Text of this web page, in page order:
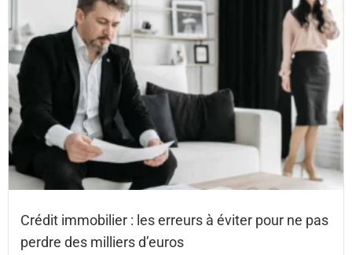
Crédit immobilier : les erreurs à éviter pour ne pas
perdre des milliers d’euros